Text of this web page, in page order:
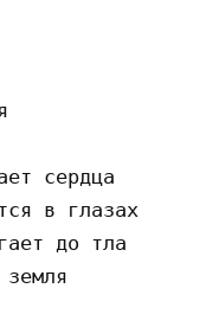
сердца
в глазах
до тла